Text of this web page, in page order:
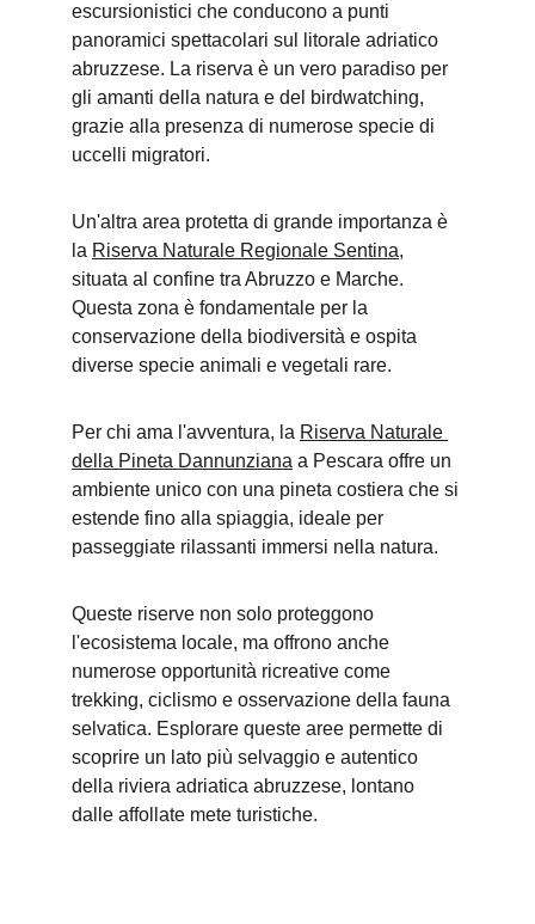
escursionistici che conducono a punti
panoramici spettacolari sul litorale adriatico
abruzzese. La riserva è un vero paradiso per
gli amanti della natura e del birdwatching,
grazie alla presenza di numerose specie di
uccelli migratori.
Un'altra area protetta di grande importanza è
la Riserva Naturale Regionale Sentina,
situata al confine tra Abruzzo e Marche.
Questa zona è fondamentale per la
conservazione della biodiversità e ospita
diverse specie animali e vegetali rare.
Per chi ama l'avventura, la Riserva Naturale
della Pineta Dannunziana a Pescara offre un
ambiente unico con una pineta costiera che si
estende fino alla spiaggia, ideale per
passeggiate rilassanti immersi nella natura.
Queste riserve non solo proteggono
l'ecosistema locale, ma offrono anche
numerose opportunità ricreative come
trekking, ciclismo e osservazione della fauna
selvatica. Esplorare queste aree permette di
scoprire un lato più selvaggio e autentico
della riviera adriatica abruzzese, lontano
dalle affollate mete turistiche.